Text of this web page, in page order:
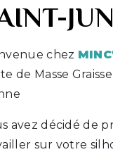
chez
de Masse
avez décidé de
sur votre